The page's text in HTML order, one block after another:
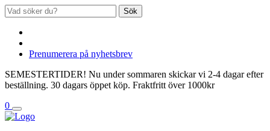
Sök
Prenumerera på nyhetsbrev
SEMESTERTIDER! Nu under sommaren skickar vi 2-4 dagar efter
beställning. 30 dagars öppet köp. Fraktfritt över 1000kr
0